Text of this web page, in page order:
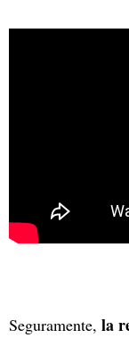
Seguramente, la